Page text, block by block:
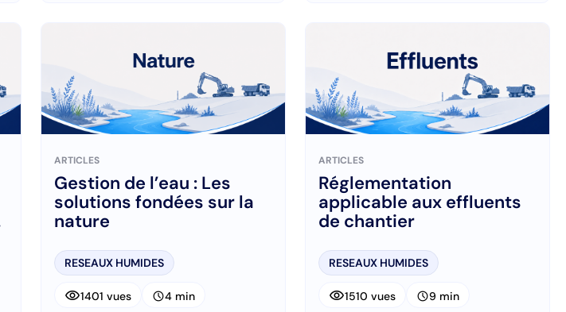
ARTICLES
Gestion de l’eau : Les
solutions fondées sur la
nature
RESEAUX HUMIDES
visibility1401 vues schedule4 min
ARTICLES
Réglementation
applicable aux effluents
de chantier
RESEAUX HUMIDES
visibility1510 vues schedule9 min